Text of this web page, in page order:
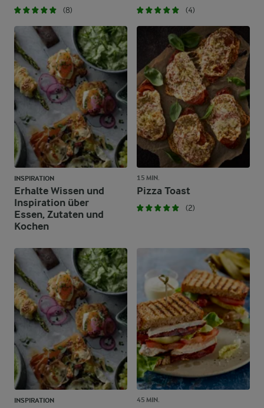
(8) (4)
INSPIRATION
Erhalte Wissen und
Inspiration über
Essen, Zutaten und
Kochen
15 MIN.
Pizza Toast
(2)
INSPIRATION 45 MIN.